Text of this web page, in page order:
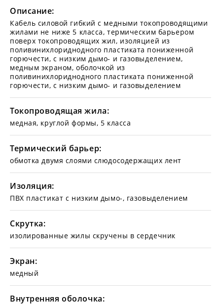
Описание:
Кабель силовой гибкий с медными токопроводящими
жилами не ниже 5 класса, термическим барьером
поверх токопроводящих жил, изоляцией из
поливинихлориднодного пластиката пониженной
горючести, с низким дымо- и газовыделением,
медным экраном, оболочкой из
поливинихлориднодного пластиката пониженной
горючести, с низким дымо- и газовыделением
Токопроводящая жила:
медная, круглой формы, 5 класса
Термический барьер:
обмотка двумя слоями слюдосодержащих лент
Изоляция:
ПВХ пластикат с низким дымо-, газовыделением
Скрутка:
изолированные жилы скручены в сердечник
Экран:
медный
Внутренняя оболочка: